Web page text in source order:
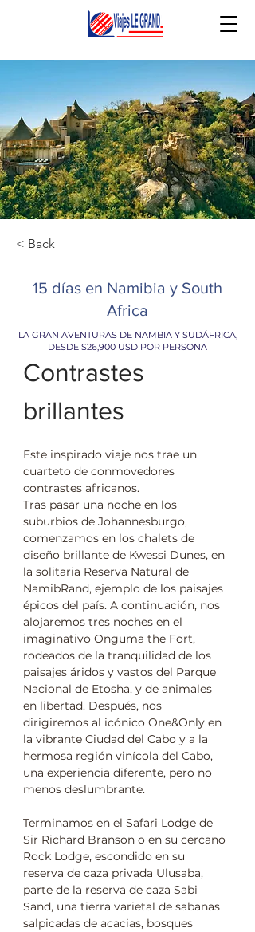
< Back
15 días en Namibia y South
Africa
LA GRAN AVENTURAS DE NAMBIA Y SUDÁFRICA,
DESDE $26,900 USD POR PERSONA
Contrastes
brillantes
Este inspirado viaje nos trae un
cuarteto de conmovedores
contrastes africanos.
Tras pasar una noche en los
suburbios de Johannesburgo,
comenzamos en los chalets de
diseño brillante de Kwessi Dunes, en
la solitaria Reserva Natural de
NamibRand, ejemplo de los paisajes
épicos del país. A continuación, nos
alojaremos tres noches en el
imaginativo Onguma the Fort,
rodeados de la tranquilidad de los
paisajes áridos y vastos del Parque
Nacional de Etosha, y de animales
en libertad. Después, nos
dirigiremos al icónico One&Only en
la vibrante Ciudad del Cabo y a la
hermosa región vinícola del Cabo,
una experiencia diferente, pero no
menos deslumbrante.
Terminamos en el Safari Lodge de
Sir Richard Branson o en su cercano
Rock Lodge, escondido en su
reserva de caza privada Ulusaba,
parte de la reserva de caza Sabi
Sand, una tierra varietal de sabanas
salpicadas de acacias, bosques